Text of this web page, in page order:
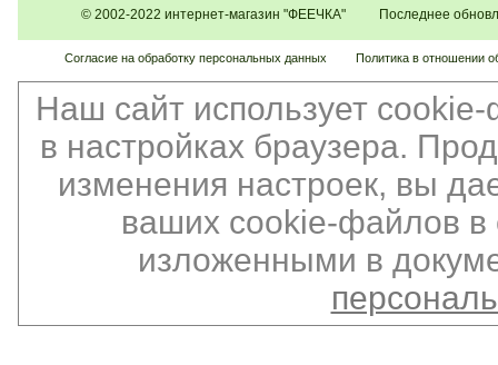
© 2002-2022 интернет-магазин "ФЕЕЧКА" Последнее
Согласие на обработку персональных данных Политика в отношении
Наш сайт использует
в настройках браузера.
изменения настроек, вы
ваших cookie-файлов в
изложенными в